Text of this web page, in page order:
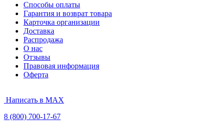
Способы оплаты
Гарантия и возврат товара
Карточка организации
Доставка
Распродажа
О нас
Отзывы
Правовая информация
Оферта
Написать в MAX
8 (800) 700-17-67